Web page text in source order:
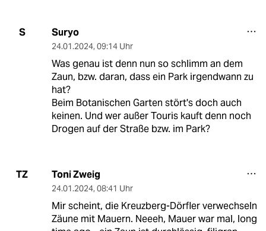
S Suryo
24.01.2024, 09:14 Uhr
Was genau ist denn nun so schlimm an dem
Zaun, bzw. daran, dass ein Park irgendwann zu
hat?
Beim Botanischen Garten stört's doch auch
keinen. Und wer außer Touris kauft denn noch
Drogen auf der Straße bzw. im Park?
TZ Toni Zweig
24.01.2024, 08:41 Uhr
Mir scheint, die Kreuzberg-Dörfler verwechseln
Zäune mit Mauern. Neeeh, Mauer war mal, long